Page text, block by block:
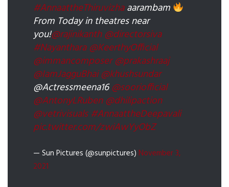
#AnnaattheThiruvizhaaarambam
From Today in theatres near
you!@rajinikanth @directorsiva
#Nayanthara @KeerthyOfficial
@immancomposer @prakashraaj
@IamJagguBhai @khushsundar
@Actressmeena16@sooriofficial
@AntonyLRuben @dhilipaction
@vetrivisuals #AnnaattheDeepavali
pic.twitter.com/zwiAwYyObZ
— Sun Pictures (@sunpictures) November 3,
2021